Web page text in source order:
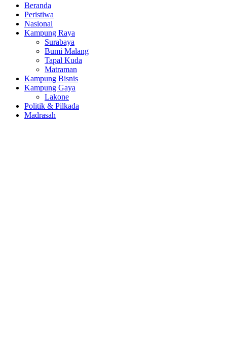
Beranda
Peristiwa
Nasional
Kampung Raya
Surabaya
Bumi Malang
Tapal Kuda
Matraman
Kampung Bisnis
Kampung Gaya
Lakone
Politik & Pilkada
Madrasah